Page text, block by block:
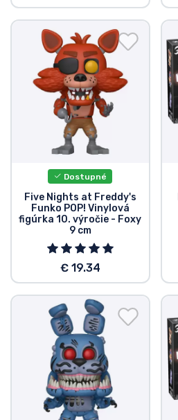
Dostupné
Five Nights at Freddy's
Funko POP! Vinylová
figúrka 10. výročie - Foxy
9 cm
€ 19.34